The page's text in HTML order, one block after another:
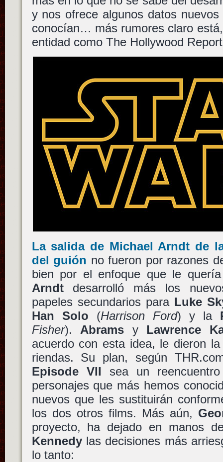
y nos ofrece algunos datos
conocían… más rumores claro
entidad como The Hollywood
La salida de Michael Arndt de
del guión no fueron por razones
bien por el enfoque que le
Arndtdesarrolló más los
papeles secundarios para Luke
Han Solo (Harrison Ford) y la
Fisher). Abrams y Lawrence
acuerdo con esta idea, le dieron
riendas. Su plan, según
Episode VII sea un
personajes que más hemos
nuevos que les sustituirán
los dos otros films. Más aún,
proyecto, ha dejado en manos
Kennedylas decisiones más
lo tanto: